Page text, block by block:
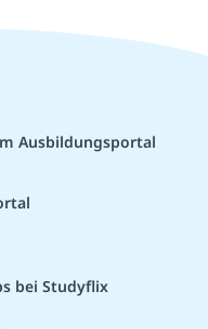
Ausbildungsportal
bei Studyflix